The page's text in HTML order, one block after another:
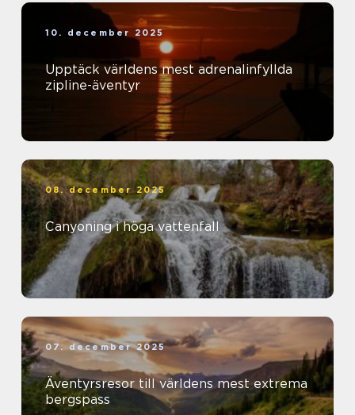
10. december 2025
Upptäck världens mest adrenalinfyllda
zipline-äventyr
08. december 2025
Canyoning i höga vattenfall
07. december 2025
Äventyrsresor till världens mest extrema
bergspass